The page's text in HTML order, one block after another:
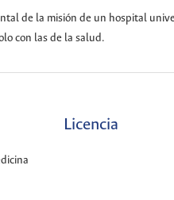
de la misión de un hospital
con las de la salud.
Licencia